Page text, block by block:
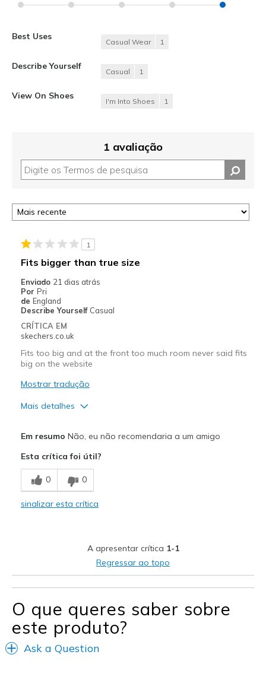
Best Uses
Casual Wear 1
Describe Yourself
Casual 1
View On Shoes
I'm Into Shoes 1
1 avaliação
1
Fits bigger than true size
Enviado 21 dias atrás
Por Pri
de England
Describe Yourself Casual
CRÍTICA EM
skechers.co.uk
Fits too big and at the front too much room never said fits
big on the website
Mostrar tradução
Mais detalhes
Melhores utilizações
Casual Wear
I'm Into Shoes
Em resumo Não, eu não recomendaria a um amigo
Esta crítica foi útil?
0 0
sinalizar esta crítica
A apresentar crítica 1-1
Regressar ao topo
O que queres saber sobre
este produto?
Ask a Question